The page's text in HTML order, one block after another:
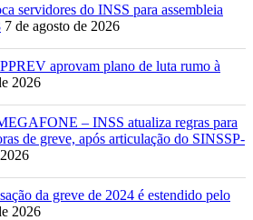
servidores do INSS para assembleia
7 de agosto de 2026
aprovam plano de luta rumo à
2026
– INSS atualiza regras para
de greve, após articulação do SINSSP-
da greve de 2024 é estendido pelo
2026